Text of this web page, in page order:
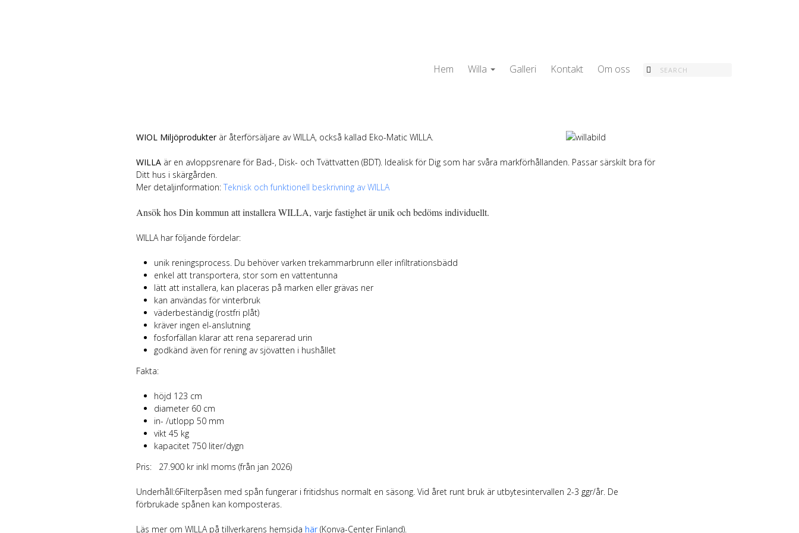
Hem Willa Galleri Kontakt Om oss
WIOL Miljöprodukterär återförsäljare av WILLA, också kallad Eko-Matic WILLA.
WILLAär en avloppsrenare för Bad-, Disk- och Tvättvatten (BDT). Idealisk för Dig som har svåra markförhållanden. Passar särskilt bra för
Ditt hus i skärgården.
Mer detaljinformation: Teknisk och funktionell beskrivning av WILLA
Ansök hos Din kommun att installera WILLA, varje fastighet är unik och bedöms individuellt.
WILLA har följande fördelar:
unik reningsprocess. Du behöver varken trekammarbrunn eller infiltrationsbädd
enkel att transportera, stor som en vattentunna
lätt att installera, kan placeras på marken eller grävas ner
kan användas för vinterbruk
väderbeständig (rostfri plåt)
kräver ingen el-anslutning
fosforfällan klarar att rena separerad urin
godkänd även för rening av sjövatten i hushållet
Fakta:
höjd 123 cm
diameter 60 cm
in- /utlopp 50 mm
vikt 45 kg
kapacitet 750 liter/dygn
Pris: 27.900 kr inkl moms (från jan 2026)
Underhåll:6Filterpåsen med spån fungerar i fritidshus normalt en säsong. Vid året runt bruk är utbytesintervallen 2-3 ggr/år. De
förbrukade spånen kan komposteras.
Läs mer om WILLA på tillverkarens hemsida här(Konva-Center Finland).